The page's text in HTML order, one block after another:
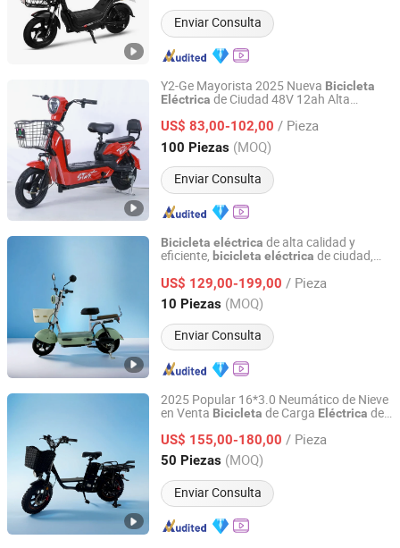
Enviar Consulta
Y2-Ge Mayorista 2025 Nueva Bicicleta
Eléctrica de Ciudad 48V 12ah Alta
BicicletaEléctricapara Adultos
US$ 83,00-102,00 / Pieza
100 Piezas (MOQ)
Enviar Consulta
Linyi Youyuan Vehicle Industry Co., Ltd.
Shandong, China Desde 2025
Bicicleta eléctrica de alta calidad y
eficiente, bicicleta eléctrica de ciudad,
US$ 129,00-199,00 / Pieza
10 Piezas (MOQ)
Enviar Consulta
Linyi Huanyu Jindong New Energy Technology Co., Ltd.
Shandong, China Desde 2025
2025 Popular 16*3.0 Neumático de Nieve
en Venta Bicicleta de Carga Eléctrica de
US$ 155,00-180,00 / Pieza
50 Piezas (MOQ)
Enviar Consulta
Linyi Huanyu Jindong New Energy Technology Co., Ltd.
Shandong, China Desde 2025